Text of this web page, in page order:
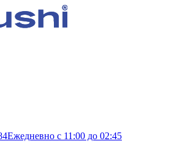
Ежедневно с 11:00 до 02:45